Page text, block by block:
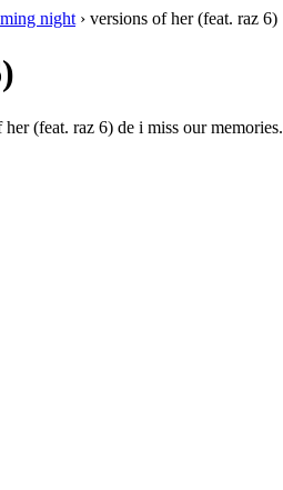
night › versions of her (feat. raz 6)
(feat. raz 6) de i miss our memories.